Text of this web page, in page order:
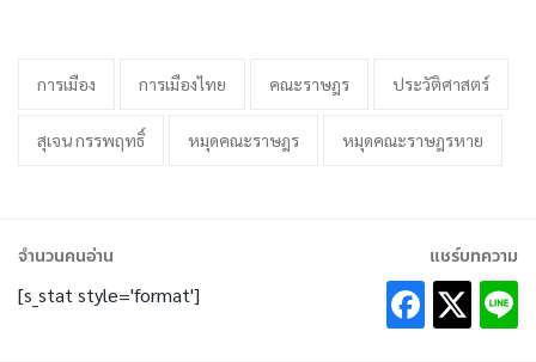
การเมือง การเมืองไทย คณะราษฎร ประวัติศาสตร์
สุเจน กรรพฤทธิ์ หมุดคณะราษฎร หมุดคณะราษฎรหาย
จำนวนคนอ่าน
[s_stat style='format']
แชร์บทความ